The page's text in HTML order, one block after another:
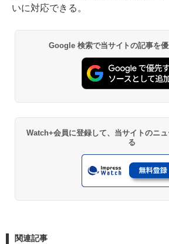
いに対応できる。
Google 検索で当サイトの記事を
Watch+会員に登録して、当サイトのニ
る
関連記事